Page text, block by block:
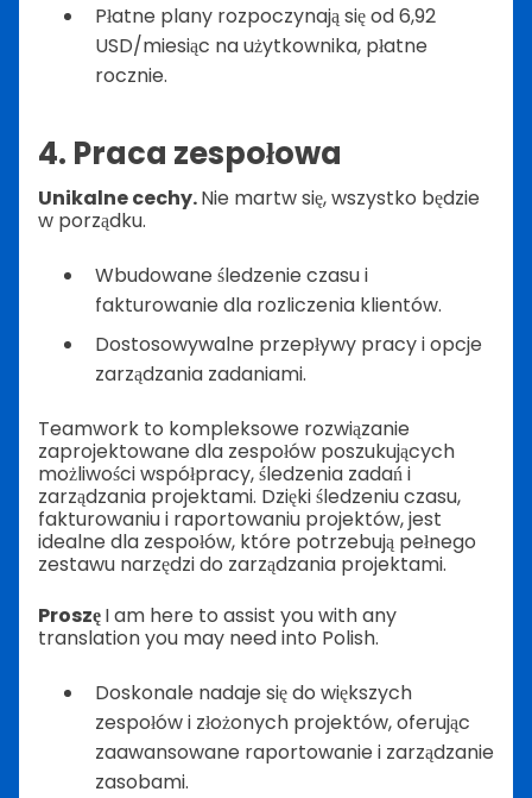
Płatne plany rozpoczynają się od 6,92
USD/miesiąc na użytkownika, płatne
rocznie.
4. Praca zespołowa
Unikalne cechy.Nie martw się, wszystko będzie
w porządku.
Wbudowane śledzenie czasu i
fakturowanie dla rozliczenia klientów.
Dostosowywalne przepływy pracy i opcje
zarządzania zadaniami.
Teamwork to kompleksowe rozwiązanie
zaprojektowane dla zespołów poszukujących
możliwości współpracy, śledzenia zadań i
zarządzania projektami. Dzięki śledzeniu czasu,
fakturowaniu i raportowaniu projektów, jest
idealne dla zespołów, które potrzebują pełnego
zestawu narzędzi do zarządzania projektami.
ProszęI am here to assist you with any
translation you may need into Polish.
Doskonale nadaje się do większych
zespołów i złożonych projektów, oferując
zaawansowane raportowanie i zarządzanie
zasobami.